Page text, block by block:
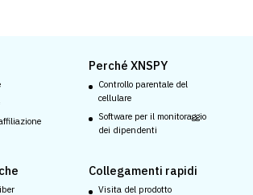
Perché XNSPY
Controllo parentale del
cellulare
Software per il monitoraggio
dei dipendenti
Collegamenti rapidi
Visita del prodotto